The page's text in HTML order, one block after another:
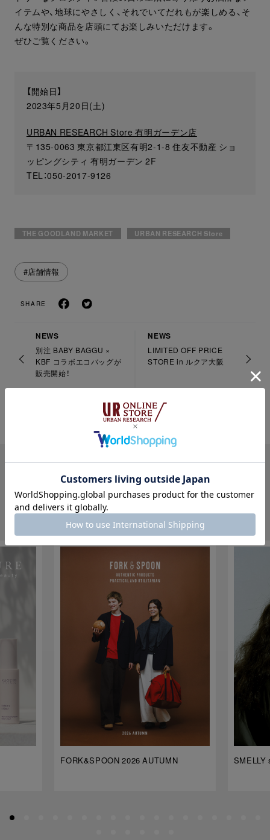
イテムや、地球にやさしく、それでいてだれもが楽しめる、そ
んな特別な商品を店頭にてお楽しみいただけます。
ぜひご覧ください。
【開始日】
2023年5月20日(土)
URBAN RESEARCH Store 有明ガーデン店
〒135-0063 東京都江東区有明2-1-8 住友不動産 ショ
ッピングシティ 有明ガーデン 2F
TEL：050-2017-9126
THE GOODLAND MARKET URBAN RESEARCH Store
#店舗情報
SHARE
NEWS
別注 BABY BAGGU ×
KBF コラボエコバッグが
販売開始！
NEWS
LIMITED OFF PRICE
STORE in ルクア大阪
PICK UP
各ブランドの注目コンテンツ
FORK&SPOON 2026 AUTUMN SMELLY